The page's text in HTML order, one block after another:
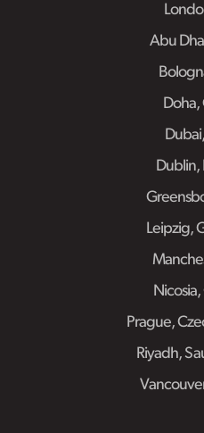
Abu
Doha,
Dublin,
Leipzig,
Prague,
Riyadh,